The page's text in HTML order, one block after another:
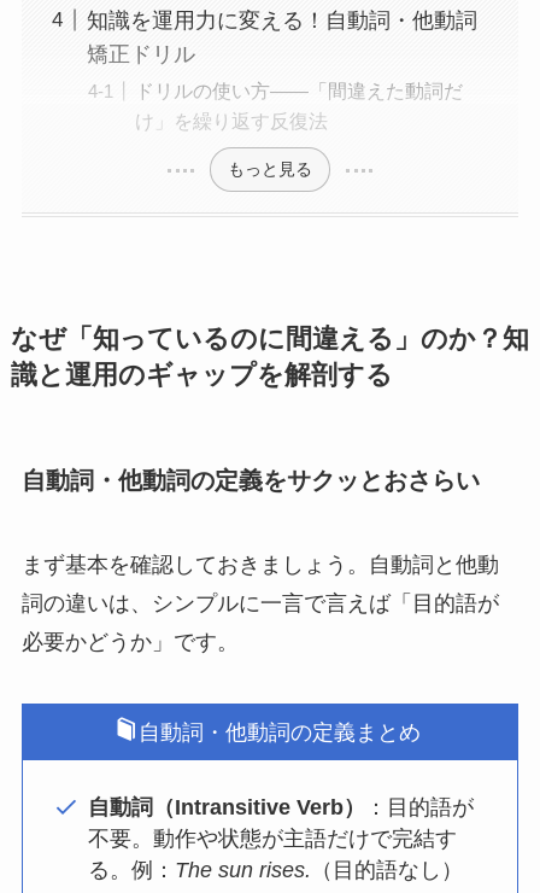
知識を運用力に変える！自動詞・他動詞
矯正ドリル
ドリルの使い方——「間違えた動詞だ
け」を繰り返す反復法
もっと見る
なぜ「知っているのに間違える」のか？知
識と運用のギャップを解剖する
自動詞・他動詞の定義をサクッとおさらい
まず基本を確認しておきましょう。自動詞と他動
詞の違いは、シンプルに一言で言えば「目的語が
必要かどうか」です。
自動詞・他動詞の定義まとめ
自動詞（Intransitive Verb）
：目的語が
不要。動作や状態が主語だけで完結す
る。例： The sun rises. （目的語なし）